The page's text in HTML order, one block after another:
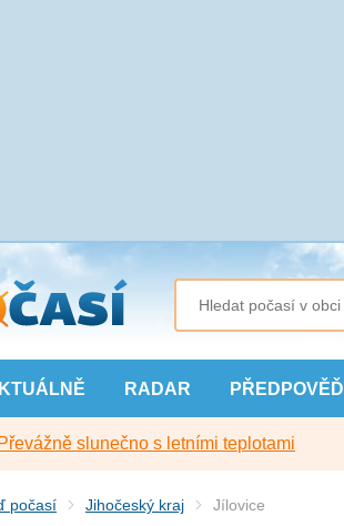
RADAR PŘEDPOVĚĎ
Převážně slunečno s letními teplotami
počasí Jihočeský kraj Jílovice